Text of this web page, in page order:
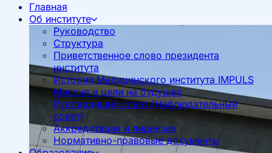
Главная
Об институте
Руководство
Структура
Приветственное слово президента
института
История Медицинского института IMPULS
Миссия и цели на будущее
Руководящий совет (Наблюдательный
совет)
Аккредитация и лицензии
Нормативно-правовые документы